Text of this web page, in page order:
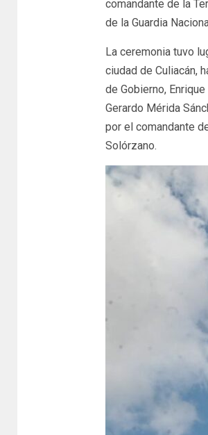
comandante de la
de la Guardia
La ceremonia tuvo
ciudad de Culiacán,
de Gobierno,
Gerardo Mérida
por el comandante
Solórzano.